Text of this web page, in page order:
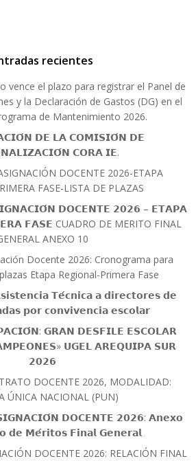
recientes
vence el plazo para registrar el Panel de
y la Declaración de Gastos (DG) en el
de Mantenimiento 2026.
𝗗𝗘 𝗟𝗔 𝗖𝗢𝗠𝗜𝗦𝗜𝗢́𝗡 𝗗𝗘
𝗖𝗢𝗥𝗔 𝗜𝗘.
DOCENTE 2026-ETAPA
FASE-LISTA DE PLAZAS
𝗗𝗢𝗖𝗘𝗡𝗧𝗘 𝟮𝟬𝟮𝟲 – 𝗘𝗧𝗔𝗣𝗔
𝗙𝗔𝗦𝗘 CUADRO DE MERITO FINAL
ANEXO 10
Docente 2026: Cronograma para
Etapa Regional-Primera Fase
𝗧𝗲́𝗰𝗻𝗶𝗰𝗮 𝗮 𝗱𝗶𝗿𝗲𝗰𝘁𝗼𝗿𝗲𝘀 𝗱𝗲
𝗽𝗼𝗿 𝗰𝗼𝗻𝘃𝗶𝘃𝗲𝗻𝗰𝗶𝗮 𝗲𝘀𝗰𝗼𝗹𝗮𝗿
𝗚𝗥𝗔𝗡 𝗗𝗘𝗦𝗙𝗜𝗟𝗘 𝗘𝗦𝗖𝗢𝗟𝗔𝗥
𝗨𝗚𝗘𝗟 𝗔𝗥𝗘𝗤𝗨𝗜𝗣𝗔 𝗦𝗨𝗥
𝟮𝟬𝟮𝟲
DOCENTE 2026, MODALIDAD:
ÚNICA NACIONAL (PUN)
𝗗𝗢𝗖𝗘𝗡𝗧𝗘 𝟮𝟬𝟮𝟲: 𝗔𝗻𝗲𝘅𝗼
𝗱𝗲 𝗠𝗲́𝗿𝗶𝘁𝗼𝘀 𝗙𝗶𝗻𝗮𝗹 𝗚𝗲𝗻𝗲𝗿𝗮𝗹
DOCENTE 2026: RELACIÓN FINAL